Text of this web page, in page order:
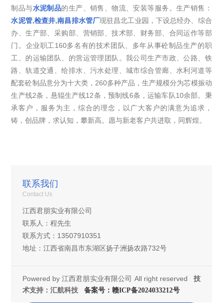
制品与水泥制品的生产、销售、物流、安装等服务。生产销售：
水泥管,检查井,南昌排水管厂现驻昌北工业园，下设总经办、综合
办、生产部、采购部、营销部、技术部、财务部、合同运作等部
门。企业职工160多名有的技术团队、多年从事砼制品生产的职
工、的运输团队、的营运管理团队。我公司生产市政、公路、铁
路、轨道交通、给排水、污水处理、城市综合管廊、水利河道等
配套砼制品意分为十大类，260多种产品，生产规模分为芯模振动
生产线2条，悬辊生产线12条，预制线6条，运输车队10余部。秉
承客户，服务为主，综合的理念，以广大客户的满意为追求，
铸，创品牌，求认知，攀新高。愿与新老客户共进取，同辉煌。
联系我们
Contact Us
江西君朋实业有限公司
联系人：程先生
联系方式：13507910351
地址：江西省南昌市东湖区扬子洲扬农路732号
Powered by江西君朋实业有限公司 All right reserved技
术支持：汇航科技 备案号：赣ICP备2024033212号